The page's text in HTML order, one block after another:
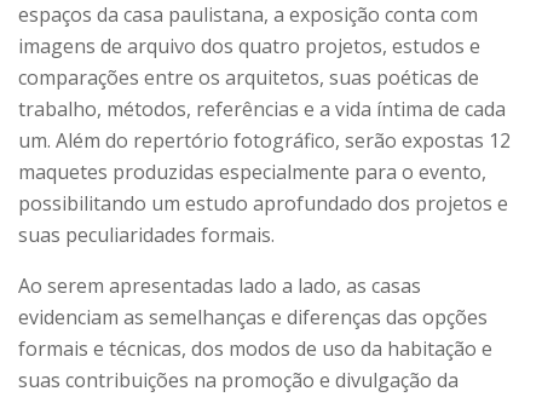
espaços da casa paulistana, a exposição conta com
imagens de arquivo dos quatro projetos, estudos e
comparações entre os arquitetos, suas poéticas de
trabalho, métodos, referências e a vida íntima de cada
um. Além do repertório fotográfico, serão expostas 12
maquetes produzidas especialmente para o evento,
possibilitando um estudo aprofundado dos projetos e
suas peculiaridades formais.
Ao serem apresentadas lado a lado, as casas
evidenciam as semelhanças e diferenças das opções
formais e técnicas, dos modos de uso da habitação e
suas contribuições na promoção e divulgação da